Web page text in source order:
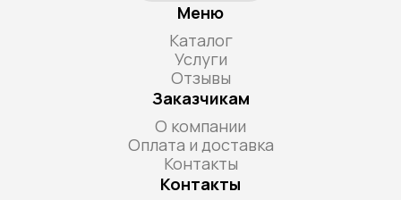
Меню
Каталог
Услуги
Отзывы
Заказчикам
О компании
Оплата и доставка
Контакты
Контакты